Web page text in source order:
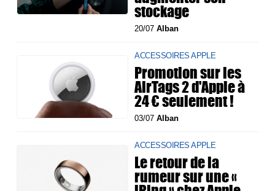
stockage
20/07Alban
ACCESSOIRES APPLE
Promotion sur les
AirTags 2 d'Apple à
24 € seulement !
03/07Alban
ACCESSOIRES APPLE
Le retour de la
rumeur sur une «